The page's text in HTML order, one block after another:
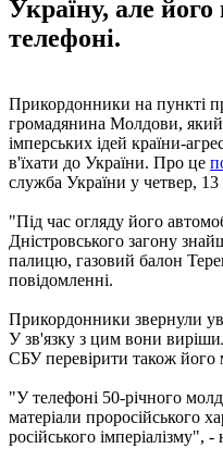
Україну, але
телефоні.
Прикордонники на пункті
громадянина Молдови,
імперських ідей країни-
в'їхати до України. Про це
служба України у четвер, 13
"Під час огляду його
Дністровського загону
палицю, газовий балон
повідомленні.
Прикордонники звернули
У зв'язку з цим вони
СБУ перевірити також його
"У телефоні 50-річного
матеріали проросійського
російського імперіалізму",